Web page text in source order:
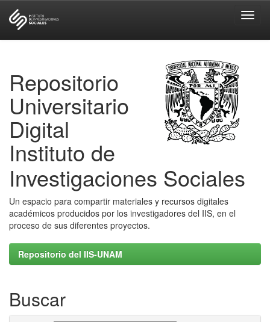
Repositorio
Universitario
Digital
Instituto de
Investigaciones Sociales
Un espacio para compartir materiales y recursos digitales
académicos producidos por los investigadores del IIS, en el
proceso de sus diferentes proyectos.
Repositorio del IIS-UNAM
Buscar